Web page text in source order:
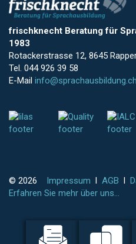
frischknecht Beratung für
1983
Rotackerstrasse 12, 8645
Tel. 044 926 39 58
E-Mail info@sprachausbildung.ch
© 2026 Impressum l AGB l
Erfahren Sie mehr über uns...